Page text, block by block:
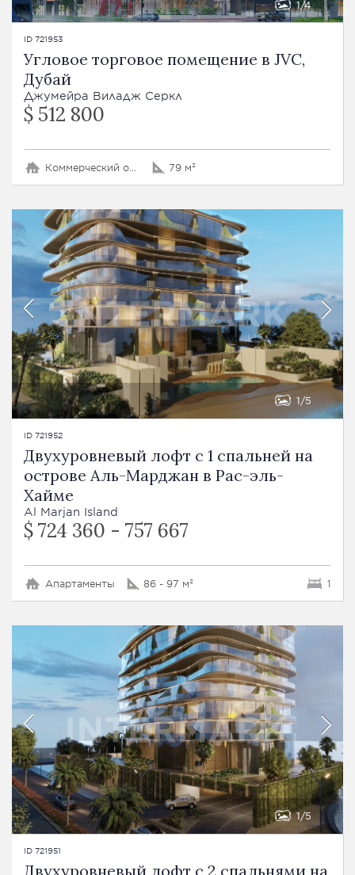
1 4
ID 721953
Угловое торговое помещение в JVC,
Дубай
Джумейра Виладж Серкл
$ 512 800
Коммерческий объект 79 м²
1 5
ID 721952
Двухуровневый лофт с 1 спальней на
острове Аль-Марджан в Рас-эль-
Хайме
Al Marjan Island
$ 724 360 - 757 667
Апартаменты 86 - 97 м² 1
1 5
ID 721951
Двухуровневый лофт с 2 спальнями на